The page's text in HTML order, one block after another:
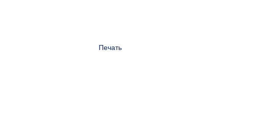
Печать